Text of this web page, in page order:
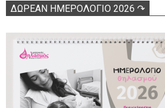
ΔΩΡΕΑΝ ΗΜΕΡΟΛΟΓΙΟ 2026 ↷